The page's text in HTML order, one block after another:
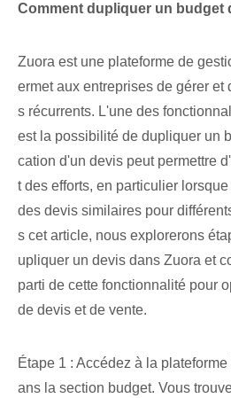
Comment dupliquer un budget‌
Zuora est une plateforme de
ermet aux entreprises de gérer et
s récurrents. L'une des
est la possibilité de dupliquer un
cation d'un devis peut permettre
t des efforts, en particulier
des devis similaires pour
s cet article, nous explorerons
upliquer un devis dans Zuora et
parti de cette fonctionnalité pour
de devis et de vente.
Étape 1 : Accédez à la
ans la section budget. Vous